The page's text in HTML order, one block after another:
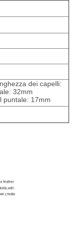
dei capelli:
32mm
puntale: 17mm